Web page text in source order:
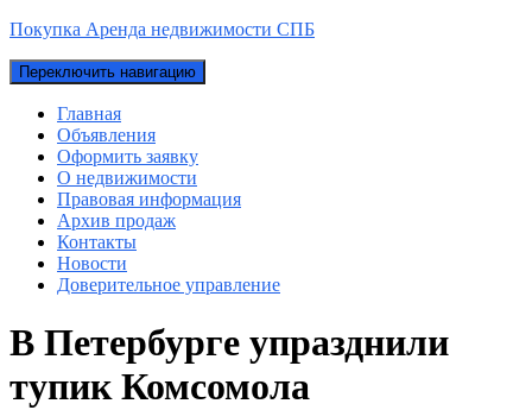
Покупка Аренда недвижимости СПБ
Переключить навигацию
Главная
Объявления
Оформить заявку
О недвижимости
Правовая информация
Архив продаж
Контакты
Новости
Доверительное управление
В Петербурге упразднили
тупик Комсомола